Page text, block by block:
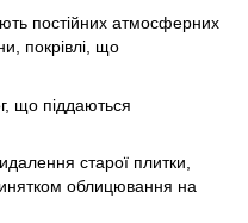
постійних атмосферних
покрівлі, що
що піддаються
старої плитки,
облицювання на